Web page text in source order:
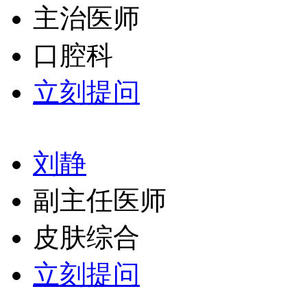
主治医师
口腔科
立刻提问
刘静
副主任医师
皮肤综合
立刻提问